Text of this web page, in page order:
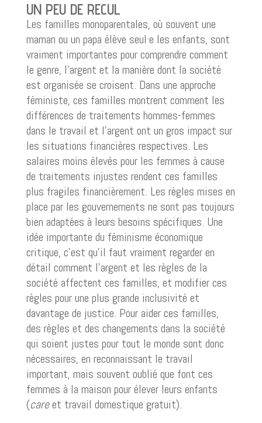
UN PEU DE RECUL
Les familles monoparentales, où souvent une
maman ou un papa élève seul·e les enfants, sont
vraiment importantes pour comprendre comment
le genre, l’argent et la manière dont la société
est organisée se croisent. Dans une approche
féministe, ces familles montrent comment les
différences de traitements hommes-femmes
dans le travail et l’argent ont un gros impact sur
les situations financières respectives. Les
salaires moins élevés pour les femmes à cause
de traitements injustes rendent ces familles
plus fragiles financièrement. Les règles mises en
place par les gouvernements ne sont pas toujours
bien adaptées à leurs besoins spécifiques. Une
idée importante du féminisme économique
critique, c’est qu’il faut vraiment regarder en
détail comment l’argent et les règles de la
société affectent ces familles, et modifier ces
règles pour une plus grande inclusivité et
davantage de justice. Pour aider ces familles,
des règles et des changements dans la société
qui soient justes pour tout le monde sont donc
nécessaires, en reconnaissant le travail
important, mais souvent oublié que font ces
femmes à la maison pour élever leurs enfants
(careet travail domestique gratuit).